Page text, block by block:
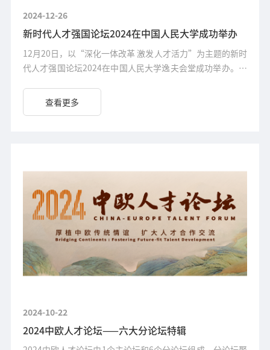
2024-12-26
新时代人才强国论坛2024在中国人民大学成功举办
12月20日，以“深化一体改革 激发人才活力”为主题的新时
代人才强国论坛2024在中国人民大学逸夫会堂成功举办。论
办，中国人民大学劳动人事学院与北京人才发展战略研究院
查看更多
2024-10-22
2024中欧人才论坛——六大分论坛特辑